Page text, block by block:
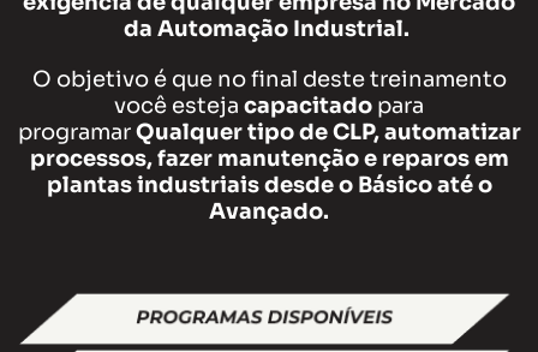
da Automação Industrial.
O objetivo é que no final deste treinamento
você esteja capacitado para
programarQualquer tipo de CLP, automatizar
processos, fazer manutenção e reparos em
plantas industriais desde o Básico até o
Avançado.